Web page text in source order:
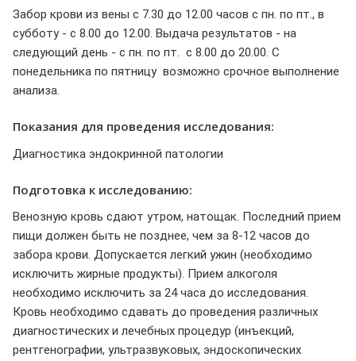
Забор крови из вены с 7.30 до 12.00 часов с пн. по пт., в
субботу - с 8.00 до 12.00. Выдача результатов - на
следующий день - с пн. по пт. с 8.00 до 20.00. С
понедельника по пятницу возможно срочное выполнение
анализа.
Показания для проведения исследования:
Диагностика эндокринной патологии
Подготовка к исследованию:
Венозную кровь сдают утром, натощак. Последний прием
пищи должен быть не позднее, чем за 8-12 часов до
забора крови. Допускается легкий ужин (необходимо
исключить жирные продукты). Прием алкоголя
необходимо исключить за 24 часа до исследования.
Кровь необходимо сдавать до проведения различных
диагностических и лечебных процедур (инъекций,
рентгенографии, ультразвуковых, эндоскопических